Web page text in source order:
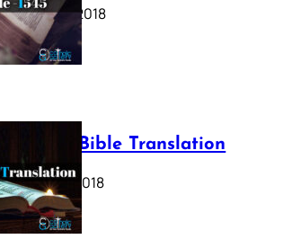
October 17, 2018
Webster Bible Translation
October 11, 2018